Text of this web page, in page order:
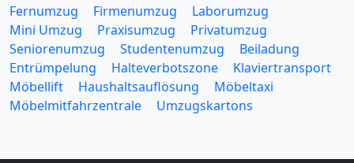
Fernumzug
Firmenumzug
Laborumzug
Mini Umzug
Praxisumzug
Privatumzug
Seniorenumzug
Studentenumzug
Beiladung
Entrümpelung
Halteverbotszone
Klaviertransport
Möbellift
Haushaltsauflösung
Möbeltaxi
Möbelmitfahrzentrale
Umzugskartons